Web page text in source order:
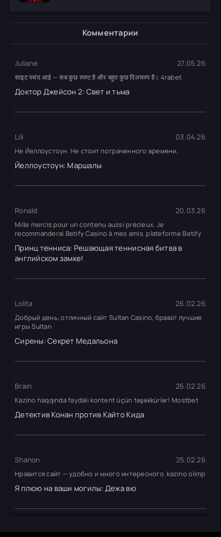
Комментарии
Juliane 27.05.26
साइट पसंद आई — सब कुछ स्पष्ट है और बहुत कुछ दिलचस्प है। 4rabet
Доктор Джейсон 2: Свет и тьма
Lili 03.04.26
Не Йеллоустоун. Не стоит потраченного времени.
Йеллоустоун: Маршалы
Ronald 20.03.26
Mille mercis pour un contenu aussi précieux. Je
recommanderai Betify Casino à mes amis. plateforme Betify
Принц тенниса: Решающая теннисная битва в
английском замке!
Lolita 26.02.26
Добрый день, отличный сайт Sultan Casino, браво! лучшие
игры Sultan
Сирены: Секрет Медальона
Brain 26.02.26
Kazino haqqında faydalı kontent üçün təşəkkürlər! Mostbet
Детектив Конан против Кайто Кида
Shanon 25.02.26
Нравится сайт — удобно и много интересного. kazino olimp
Я плюю на ваши могилы: Дежа вю